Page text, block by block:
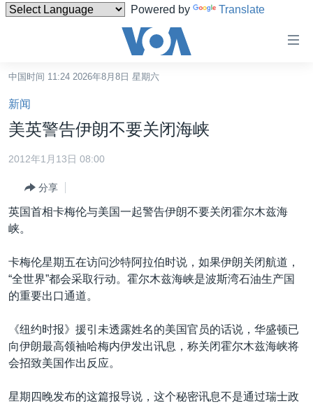
Powered by Translate
碍
链
接
跳
转
容
跳
导
港澳
国际
印太
中东
非洲
美洲
全球议题
经济·金融·贸易
人权·法律·宗教
军事
劳工
环境
美中关系
热点专题
国会报道
美中关系
美国建国250周年
VOA今日焦点
中文广播
中国时间 11:24 2026年8月8日 星期六
新闻
美英警告伊朗不要关闭海峡
2012年1月13日 08:00
分享
英国首相卡梅伦与美国一起警告伊朗不要关闭霍尔木兹海
峡。
卡梅伦星期五在访问沙特阿拉伯时说，如果伊朗关闭航道，
“全世界”都会采取行动。霍尔木兹海峡是波斯湾石油生产国
的重要出口通道。
《纽约时报》援引未透露姓名的美国官员的话说，华盛顿已
向伊朗最高领袖哈梅内伊发出讯息，称关闭霍尔木兹海峡将
会招致美国作出反应。
星期四晚发布的这篇报导说，这个秘密讯息不是通过瑞士政